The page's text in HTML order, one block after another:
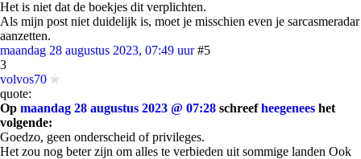
Het is niet dat de boekjes dit verplichten.
Als mijn post niet duidelijk is, moet je misschien even je sarcasmeradar
aanzetten.
maandag 28 augustus 2023, 07:49 uur #5
3
volvos70
quote:
Op maandag 28 augustus 2023 @ 07:28 schreefheegenees het
volgende:
Goedzo, geen onderscheid of privileges.
Het zou nog beter zijn om alles te verbieden uit sommige landen Ook